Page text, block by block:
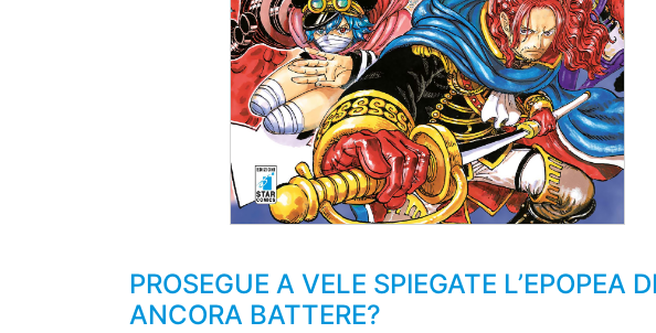
PROSEGUE A VELE SPIEGATE
ANCORA BATTERE?